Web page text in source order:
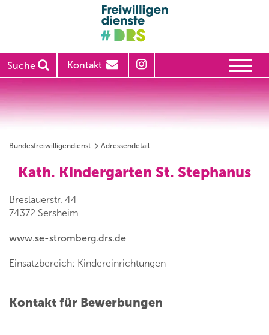
Suche Kontakt
Bundesfreiwilligendienst Adressendetail
Kath. Kindergarten St. Stephanus
Breslauerstr. 44
74372 Sersheim
www.se-stromberg.drs.de
Einsatzbereich: Kindereinrichtungen
Kontakt für Bewerbungen